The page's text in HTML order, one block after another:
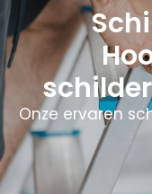
Onze ervaren